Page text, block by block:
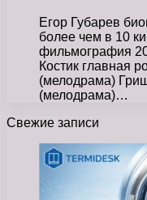
Егор Губарев
более чем в 10
фильмография
Костик главная
(мелодрама)
(мелодрама)…
Свежие записи